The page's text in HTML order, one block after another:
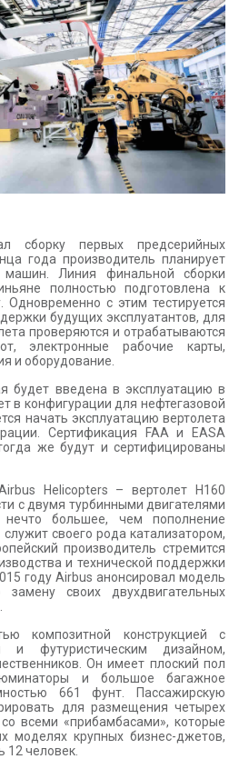
сборку первых предсерийных
года производитель планирует
Линия финальной сборки
полностью подготовлена к
Одновременно с этим тестируется
будущих эксплуатантов, для
проверяются и отрабатываются
электронные рабочие карты,
и оборудование.
будет введена в эксплуатацию в
в конфигурации для нефтегазовой
начать эксплуатацию вертолета
Сертификация FAA и EASA
же будут и сертифицированы
Helicopters – вертолет H160
с двумя турбинными двигателями
большее, чем пополнение
своего рода катализатором,
производитель стремится
и технической поддержки
году Airbus анонсировал модель
замену своих двухдвигательных
композитной конструкцией с
и футуристическим дизайном,
Он имеет плоский пол
и большое багажное
661 фунт. Пассажирскую
для размещения четырех
всеми «прибамбасами», которые
моделях крупных бизнес-джетов,
12 человек.